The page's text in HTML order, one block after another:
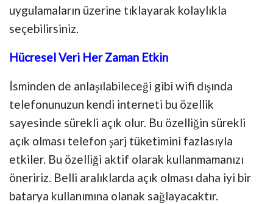
uygulamaların üzerine tıklayarak kolaylıkla
seçebilirsiniz.
Hücresel Veri Her Zaman Etkin
İsminden de anlaşılabileceği gibi wifi dışında
telefonunuzun kendi interneti bu özellik
sayesinde sürekli açık olur. Bu özelliğin sürekli
açık olması telefon şarj tüketimini fazlasıyla
etkiler. Bu özelliği aktif olarak kullanmamanızı
öneririz. Belli aralıklarda açık olması daha iyi bir
batarya kullanımına olanak sağlayacaktır.